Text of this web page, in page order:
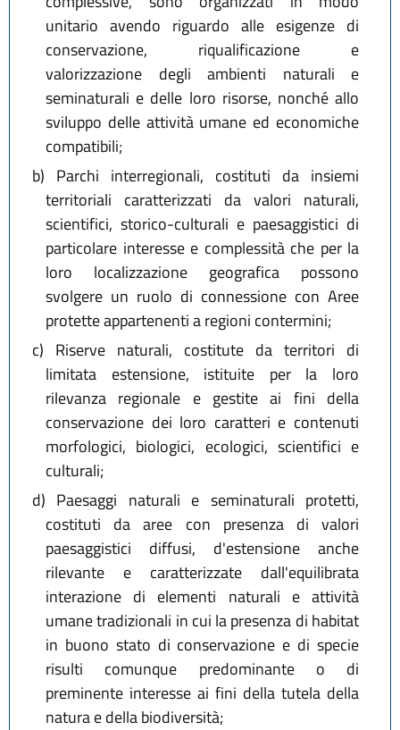
unitario avendo riguardo alle esigenze di
conservazione, riqualificazione e
valorizzazione degli ambienti naturali e
seminaturali e delle loro risorse, nonché allo
sviluppo delle attività umane ed economiche
compatibili;
b) Parchi interregionali, costituti da insiemi
territoriali caratterizzati da valori naturali,
scientifici, storico-culturali e paesaggistici di
particolare interesse e complessità che per la
loro localizzazione geografica possono
svolgere un ruolo di connessione con Aree
protette appartenenti a regioni contermini;
c) Riserve naturali, costitute da territori di
limitata estensione, istituite per la loro
rilevanza regionale e gestite ai fini della
conservazione dei loro caratteri e contenuti
morfologici, biologici, ecologici, scientifici e
culturali;
d) Paesaggi naturali e seminaturali protetti,
costituti da aree con presenza di valori
paesaggistici diffusi, d'estensione anche
rilevante e caratterizzate dall'equilibrata
interazione di elementi naturali e attività
umane tradizionali in cui la presenza di habitat
in buono stato di conservazione e di specie
risulti comunque predominante o di
preminente interesse ai fini della tutela della
natura e della biodiversità;